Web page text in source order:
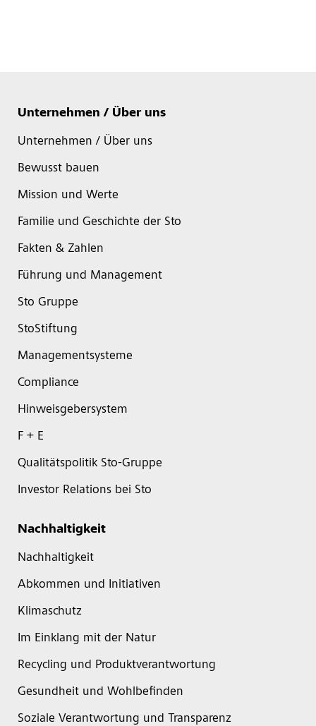
Unternehmen / Über uns
Unternehmen / Über uns
Bewusst bauen
Mission und Werte
Familie und Geschichte der Sto
Fakten & Zahlen
Führung und Management
Sto Gruppe
StoStiftung
Managementsysteme
Compliance
Hinweisgebersystem
F + E
Qualitätspolitik Sto-Gruppe
Investor Relations bei Sto
Nachhaltigkeit
Nachhaltigkeit
Abkommen und Initiativen
Klimaschutz
Im Einklang mit der Natur
Recycling und Produktverantwortung
Gesundheit und Wohlbefinden
Soziale Verantwortung und Transparenz